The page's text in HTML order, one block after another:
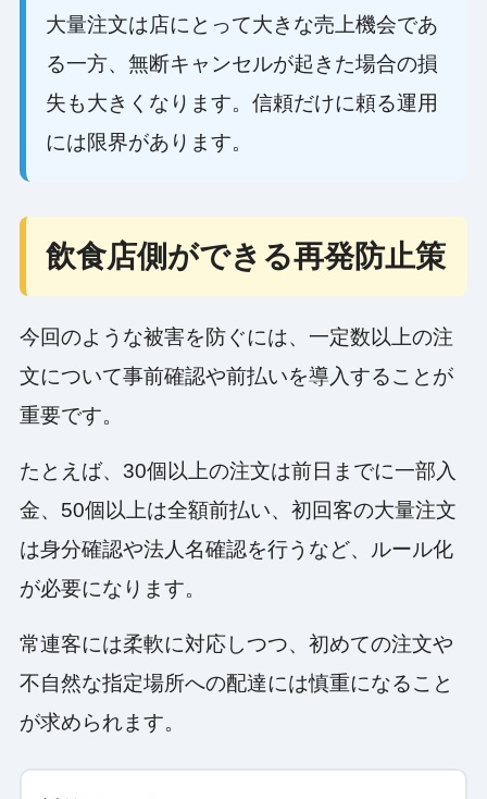
大量注文は店にとって大きな売上機会であ
る一方、無断キャンセルが起きた場合の損
失も大きくなります。信頼だけに頼る運用
には限界があります。
飲食店側ができる再発防止策
今回のような被害を防ぐには、一定数以上の注
文について事前確認や前払いを導入することが
重要です。
たとえば、30個以上の注文は前日までに一部入
金、50個以上は全額前払い、初回客の大量注文
は身分確認や法人名確認を行うなど、ルール化
が必要になります。
常連客には柔軟に対応しつつ、初めての注文や
不自然な指定場所への配達には慎重になること
が求められます。